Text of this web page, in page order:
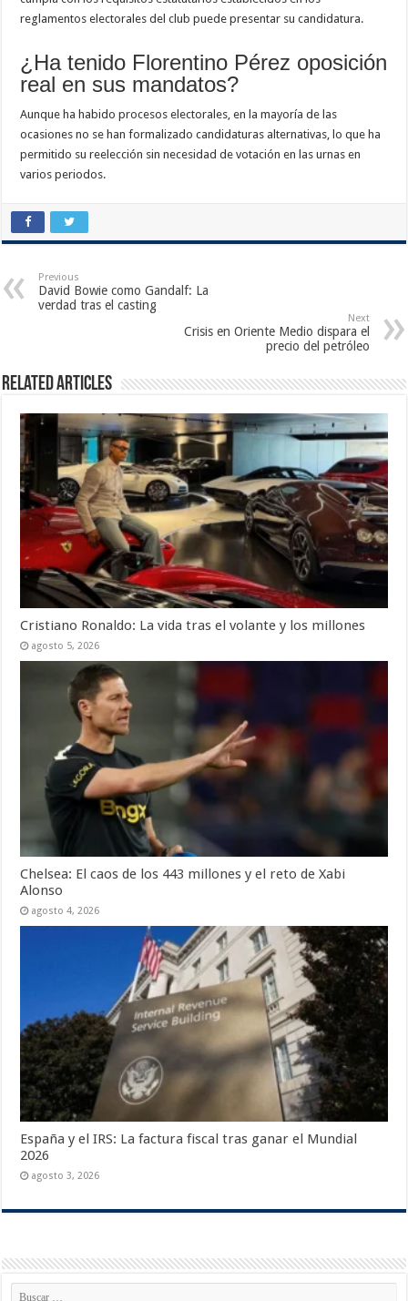
reglamentos electorales del club puede presentar su candidatura.
¿Ha tenido Florentino Pérez oposición
real en sus mandatos?
Aunque ha habido procesos electorales, en la mayoría de las
ocasiones no se han formalizado candidaturas alternativas, lo que ha
permitido su reelección sin necesidad de votación en las urnas en
varios periodos.
Previous
David Bowie como Gandalf: La
verdad tras el casting
Next
Crisis en Oriente Medio dispara el
precio del petróleo
Related Articles
Cristiano Ronaldo: La vida tras el volante y los millones
agosto 5, 2026
Chelsea: El caos de los 443 millones y el reto de Xabi
Alonso
agosto 4, 2026
España y el IRS: La factura fiscal tras ganar el Mundial
2026
agosto 3, 2026